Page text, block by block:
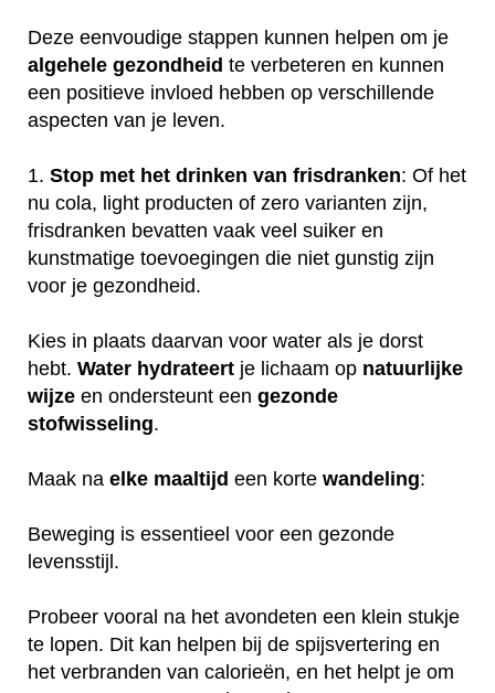
Deze eenvoudige stappen kunnen helpen om je
algehele gezondheid te verbeteren en kunnen
een positieve invloed hebben op verschillende
aspecten van je leven.
1. Stop met het drinken van frisdranken: Of het
nu cola, light producten of zero varianten zijn,
frisdranken bevatten vaak veel suiker en
kunstmatige toevoegingen die niet gunstig zijn
voor je gezondheid.
Kies in plaats daarvan voor water als je dorst
hebt. Water hydrateert je lichaam op natuurlijke
wijze en ondersteunt een gezonde
stofwisseling.
Maak na elke maaltijd een korte wandeling:
Beweging is essentieel voor een gezonde
levensstijl.
Probeer vooral na het avondeten een klein stukje
te lopen. Dit kan helpen bij de spijsvertering en
het verbranden van calorieën, en het helpt je om